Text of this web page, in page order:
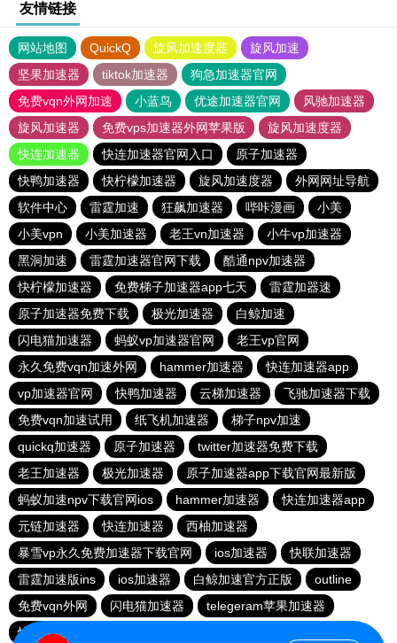
友情链接
网站地图 QuickQ 旋风加速度器
旋风加速
坚果加速器
tiktok加速器
狗急加速器官网
免费vqn外网加速
小蓝鸟 优途加速器官网
风驰加速器
旋风加速器
免费vps加速器外网苹果版
旋风加速度器
快连加速器
快连加速器官网入口
原子加速器
快鸭加速器
快柠檬加速器 旋风加速度器
外网网址导航
软件中心
雷霆加速 狂飙加速器 哔咔漫画
小美
小美vpn
小美加速器 老王vn加速器
小牛vp加速器
黑洞加速
雷霆加速器官网下载
酷通npv加速器
快柠檬加速器
免费梯子加速器app七天
雷霆加器速
原子加速器免费下载
极光加速器
白鲸加速
闪电猫加速器
蚂蚁vp加速器官网
老王vp官网
永久免费vqn加速外网
hammer加速器
快连加速器app
vp加速器官网
快鸭加速器 云梯加速器
飞驰加速器下载
免费vqn加速试用
纸飞机加速器
梯子npv加速
quickq加速器
原子加速器
twitter加速器免费下载
老王加速器
极光加速器
原子加速器app下载官网最新版
蚂蚁加速npv下载官网ios
hammer加速器
快连加速器app
元链加速器
快连加速器
西柚加速器
暴雪vp永久免费加速器下载官网
ios加速器
快联加速器
雷霆加速版ins
ios加速器 白鲸加速官方正版
outline
免费vqn外网
闪电猫加速器
telegeram苹果加速器
快连lets加速器